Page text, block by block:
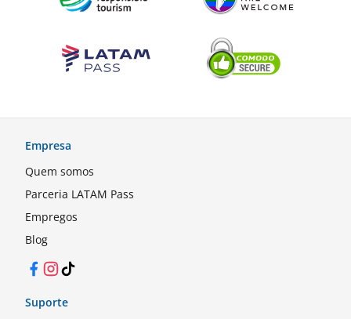
Empresa
Quem somos
Parceria LATAM Pass
Empregos
Blog
Facebook
Instagram
TikTok
Suporte